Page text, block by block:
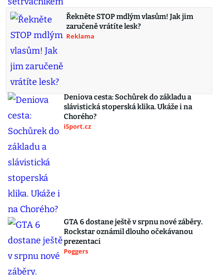
Řekněte STOP mdlým vlasům! Jak jim
zaručeně vrátíte lesk?
Reklama
Deniova cesta: Sochůrek do základu a
slávistická stoperská klika. Ukáže i na
Chorého?
iSport.cz
GTA 6 dostane ještě v srpnu nové záběry.
Rockstar oznámil dlouho očekávanou
prezentaci
Poggers